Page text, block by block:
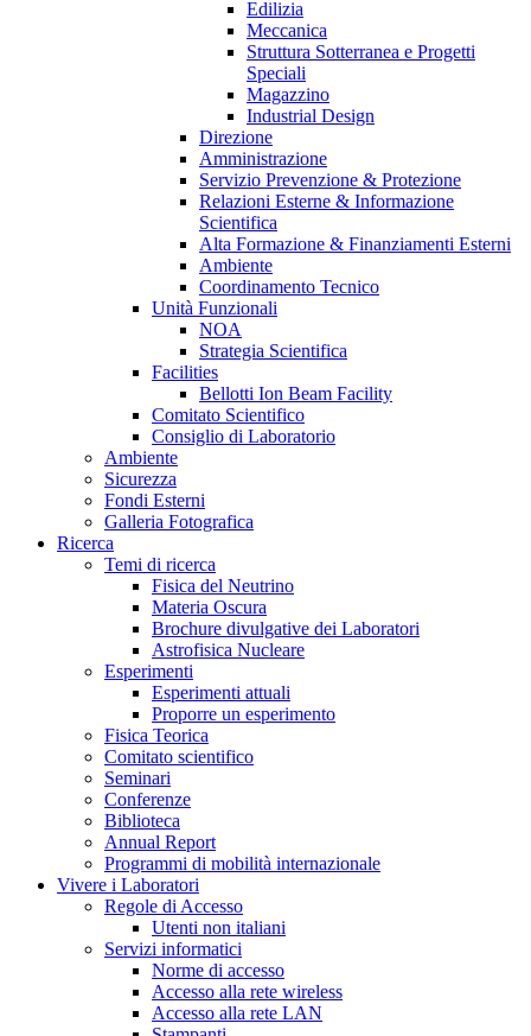
Edilizia
Meccanica
Struttura Sotterranea e Progetti
Speciali
Magazzino
Industrial Design
Direzione
Amministrazione
Servizio Prevenzione & Protezione
Relazioni Esterne & Informazione
Scientifica
Alta Formazione & Finanziamenti Esterni
Ambiente
Coordinamento Tecnico
Unità Funzionali
NOA
Strategia Scientifica
Facilities
Bellotti Ion Beam Facility
Comitato Scientifico
Consiglio di Laboratorio
Ambiente
Sicurezza
Fondi Esterni
Galleria Fotografica
Ricerca
Temi di ricerca
Fisica del Neutrino
Materia Oscura
Brochure divulgative dei Laboratori
Astrofisica Nucleare
Esperimenti
Esperimenti attuali
Proporre un esperimento
Fisica Teorica
Comitato scientifico
Seminari
Conferenze
Biblioteca
Annual Report
Programmi di mobilità internazionale
Vivere i Laboratori
Regole di Accesso
Utenti non italiani
Servizi informatici
Norme di accesso
Accesso alla rete wireless
Accesso alla rete LAN